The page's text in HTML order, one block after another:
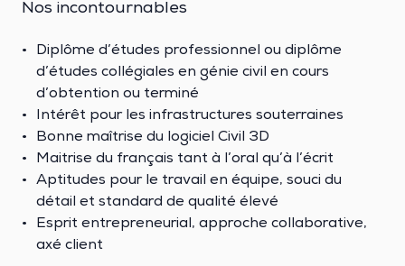
Nos incontournables
Diplôme d’études professionnel ou diplôme
d’études collégiales en génie civil en cours
d’obtention ou terminé
Intérêt pour les infrastructures souterraines
Bonne maîtrise du logiciel Civil 3D
Maitrise du français tant à l’oral qu’à l’écrit
Aptitudes pour le travail en équipe, souci du
détail et standard de qualité élevé
Esprit entrepreneurial, approche collaborative,
axé client